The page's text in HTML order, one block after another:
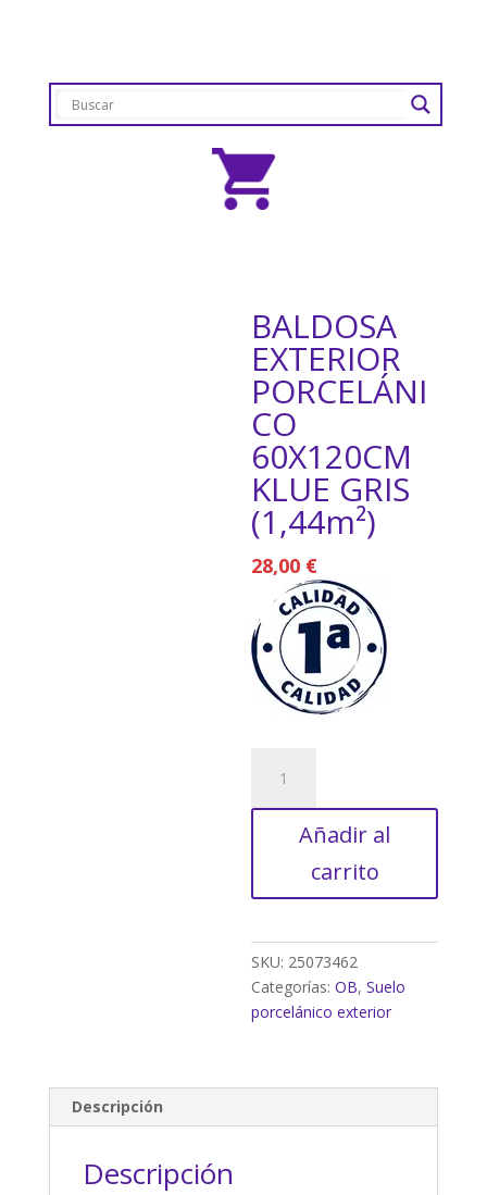
BALDOSA
EXTERIOR
PORCELÁNI
CO
60X120CM
KLUE GRIS
(1,44m²)
28,00 €
EXTERIOR
PORCELÁNICO
60X120CMAñadir al
carrito
SKU: 25073462
Categorías:OB,Suelo
porcelánico exterior
Descripción
Descripción